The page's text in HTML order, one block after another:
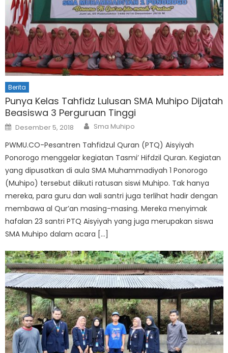
Berita
Punya Kelas Tahfidz Lulusan SMA Muhipo Dijatah
Beasiswa 3 Perguruan Tinggi
Posted
on
Desember 5, 2018 Author
Sma Muhipo
PWMU.CO-Pesantren Tahfidzul Quran (PTQ) Aisyiyah
Ponorogo menggelar kegiatan Tasmi’ Hifdzil Quran. Kegiatan
yang dipusatkan di aula SMA Muhammadiyah 1 Ponorogo
(Muhipo) tersebut diikuti ratusan siswi Muhipo. Tak hanya
mereka, para guru dan wali santri juga terlihat hadir dengan
membawa al Qur’an masing-masing. Mereka menyimak
hafalan 23 santri PTQ Aisyiyah yang juga merupakan siswa
SMA Muhipo dalam acara […]